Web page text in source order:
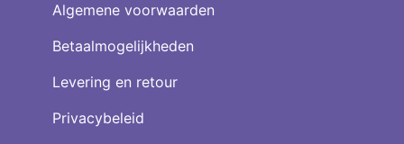
Algemene voorwaarden
Betaalmogelijkheden
Levering en retour
Privacybeleid